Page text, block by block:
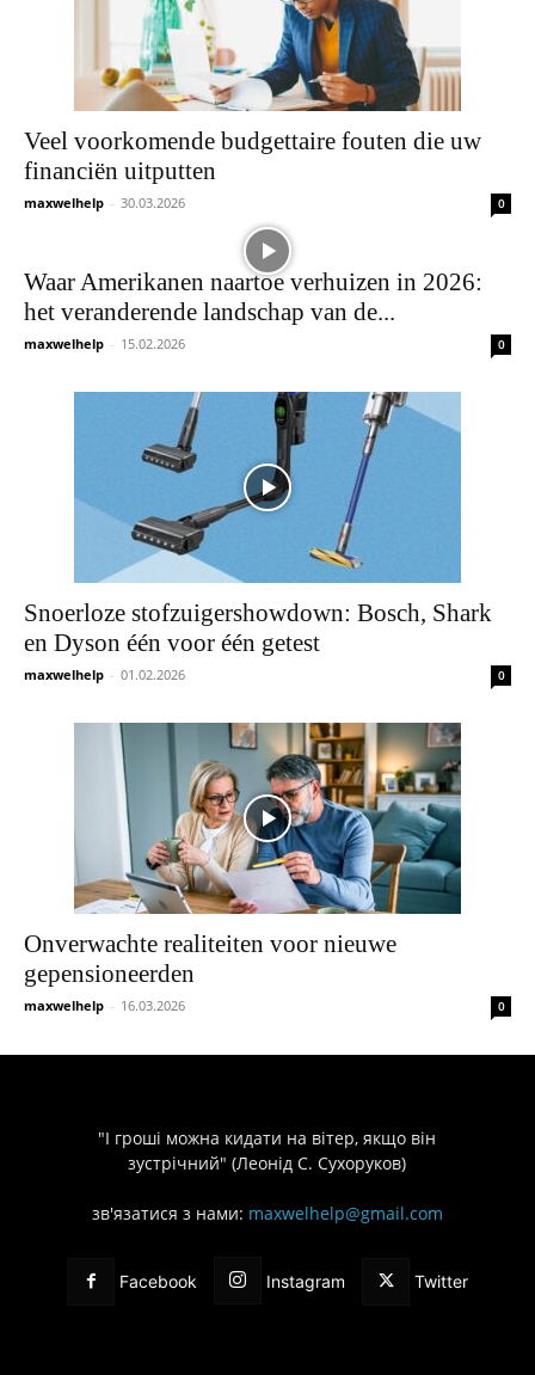
Veel voorkomende budgettaire fouten die uw
financiën uitputten
maxwelhelp - 30.03.2026 0
Waar Amerikanen naartoe verhuizen in 2026:
het veranderende landschap van de...
maxwelhelp - 15.02.2026 0
Snoerloze stofzuigershowdown: Bosch, Shark
en Dyson één voor één getest
maxwelhelp - 01.02.2026 0
Onverwachte realiteiten voor nieuwe
gepensioneerden
maxwelhelp - 16.03.2026 0
"І гроші можна кидати на вітер, якщо він
зустрічний" (Леонід С. Сухоруков)
зв'язатися з нами: maxwelhelp@gmail.com
Facebook Instagram Twitter